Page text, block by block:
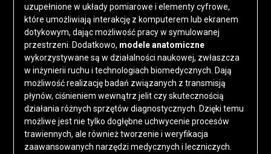
uzupełnione w układy pomiarowe i elementy cyfrowe,
które umożliwiają interakcję z komputerem lub ekranem
dotykowym, dając możliwość pracy w symulowanej
przestrzeni. Dodatkowo, modele anatomiczne
wykorzystywane są w działalności naukowej, zwłaszcza
w inżynierii ruchu i technologiach biomedycznych. Dają
możliwość realizację badań związanych z transmisją
płynów, ciśnieniem wewnątrz jelit czy skutecznością
działania różnych sprzętów diagnostycznych. Dzięki temu
możliwe jest nie tylko dogłębne uchwycenie procesów
trawiennych, ale również tworzenie i weryfikacja
zaawansowanych narzędzi medycznych i leczniczych.